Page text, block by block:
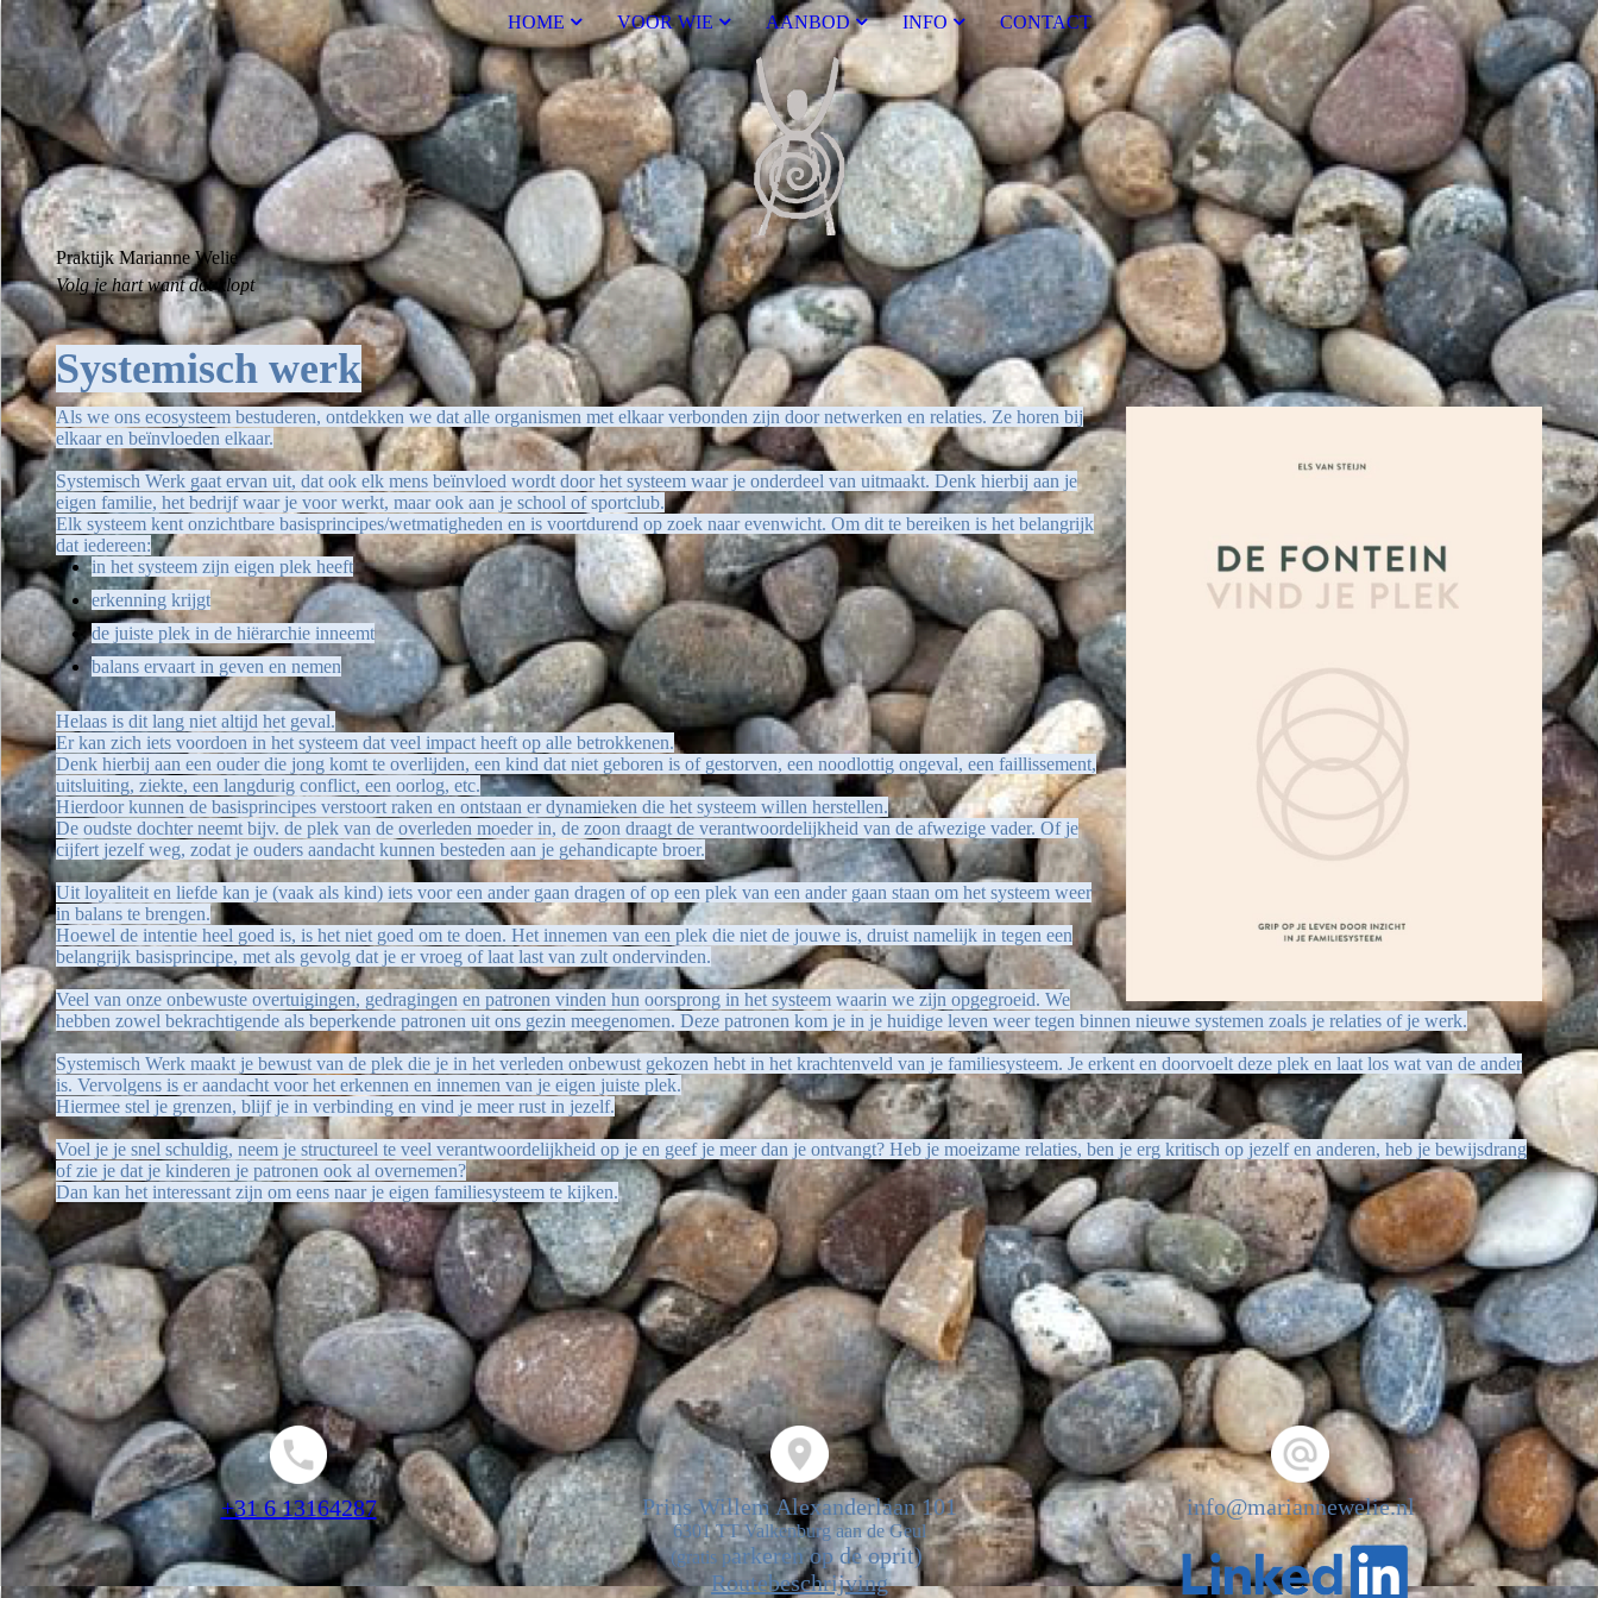
HOME VOOR WIE AANBOD INFO CONTACT
Praktijk Marianne Welie
Volg je hart want dat klopt
Systemisch werk
Als we ons ecosysteem bestuderen, ontdekken we dat alle organismen met elkaar verbonden zijn door netwerken en relaties. Ze horen bij
elkaar en beïnvloeden elkaar.
Systemisch Werk gaat ervan uit, dat ook elk mens beïnvloed wordt door het systeem waar je onderdeel van uitmaakt. Denk hierbij aan je
eigen familie, het bedrijf waar je voor werkt, maar ook aan je school of sportclub.
Elk systeem kent onzichtbare basisprincipes/wetmatigheden en is voortdurend op zoek naar evenwicht. Om dit te bereiken is het belangrijk
dat iedereen:
in het systeem zijn eigen plek heeft
erkenning krijgt
de juiste plek in de hiërarchie inneemt
balans ervaart in geven en nemen
Helaas is dit lang niet altijd het geval.
Er kan zich iets voordoen in het systeem dat veel impact heeft op alle betrokkenen.
Denk hierbij aan een ouder die jong komt te overlijden, een kind dat niet geboren is of gestorven, een noodlottig ongeval, een faillissement,
uitsluiting, ziekte, een langdurig conflict, een oorlog, etc.
Hierdoor kunnen de basisprincipes verstoort raken en ontstaan er dynamieken die het systeem willen herstellen.
De oudste dochter neemt bijv. de plek van de overleden moeder in, de zoon draagt de verantwoordelijkheid van de afwezige vader. Of je
cijfert jezelf weg, zodat je ouders aandacht kunnen besteden aan je gehandicapte broer.
Uit loyaliteit en liefde kan je (vaak als kind) iets voor een ander gaan dragen of op een plek van een ander gaan staan om het systeem weer
in balans te brengen.
Hoewel de intentie heel goed is, is het niet goed om te doen. Het innemen van een plek die niet de jouwe is, druist namelijk in tegen een
belangrijk basisprincipe, met als gevolg dat je er vroeg of laat last van zult ondervinden.
Veel van onze onbewuste overtuigingen, gedragingen en patronen vinden hun oorsprong in het systeem waarin we zijn opgegroeid. We
hebben zowel bekrachtigende als beperkende patronen uit ons gezin meegenomen. Deze patronen kom je in je huidige leven weer tegen binnen nieuwe systemen zoals je relaties of je werk.
Systemisch Werk maakt je bewust van de plek die je in het verleden onbewust gekozen hebt in het krachtenveld van je familiesysteem. Je erkent en doorvoelt deze plek en laat los wat van de ander
is. Vervolgens is er aandacht voor het erkennen en innemen van je eigen juiste plek.
Hiermee stel je grenzen, blijf je in verbinding en vind je meer rust in jezelf.
Voel je je snel schuldig, neem je structureel te veel verantwoordelijkheid op je en geef je meer dan je ontvangt? Heb je moeizame relaties, ben je erg kritisch op jezelf en anderen, heb je bewijsdrang
of zie je dat je kinderen je patronen ook al overnemen?
Dan kan het interessant zijn om eens naar je eigen familiesysteem te kijken.
+31 6 13164287 Prins Willem Alexanderlaan 101
6301 TT Valkenburg aan de Geul
(gratis parkeren op de oprit)
Routebeschrijving
info@mariannewelie.nl